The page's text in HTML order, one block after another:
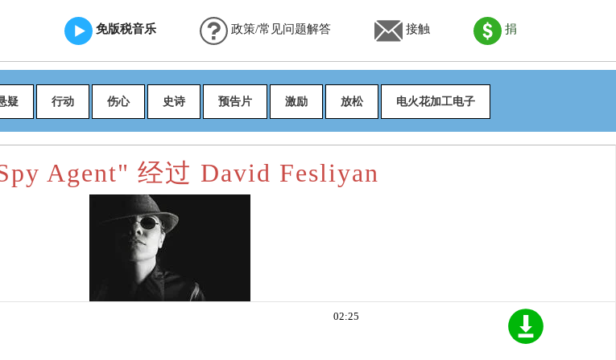
免版税音乐 政策/常见问题解答 接触 捐
疑 行动 伤心 史诗 预告片 激励 放松 电火花加工电子
Agent" 经过 David Fesliyan
02:25